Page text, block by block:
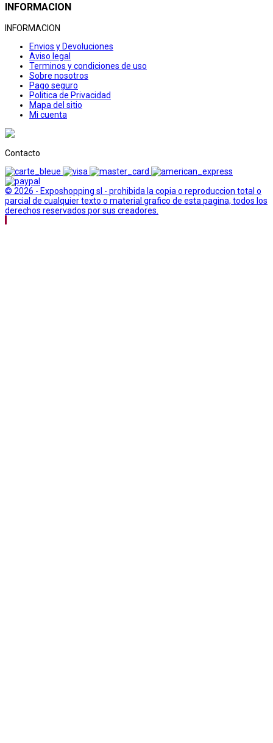
INFORMACION
INFORMACION
Envios y Devoluciones
Aviso legal
Terminos y condiciones de uso
Sobre nosotros
Pago seguro
Politica de Privacidad
Mapa del sitio
Mi cuenta
Contacto
© 2026 - Exposhopping sl - prohibida la copia o reproduccion total o
parcial de cualquier texto o material grafico de esta pagina, todos los
derechos reservados por sus creadores.